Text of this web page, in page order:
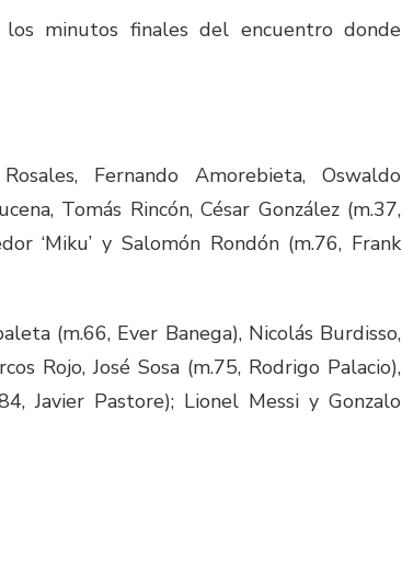
los minutos finales del encuentro donde
Fernando Amorebieta, Oswaldo
Tomás Rincón, César González (m.37,
‘Miku’ y Salomón Rondón (m.76, Frank
(m.66, Ever Banega), Nicolás Burdisso,
Rojo, José Sosa (m.75, Rodrigo Palacio),
Javier Pastore); Lionel Messi y Gonzalo